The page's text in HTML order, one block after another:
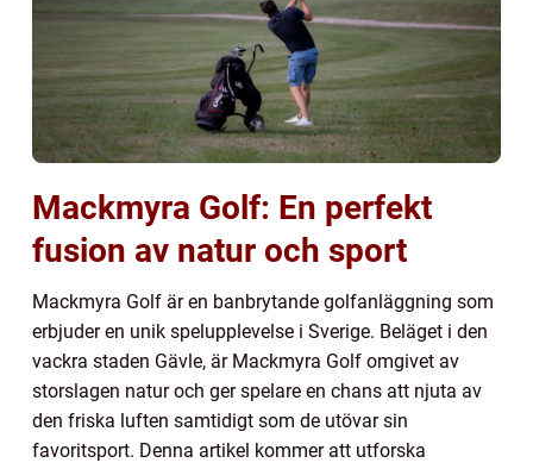
Mackmyra Golf: En perfekt
fusion av natur och sport
Mackmyra Golf är en banbrytande golfanläggning som
erbjuder en unik spelupplevelse i Sverige. Beläget i den
vackra staden Gävle, är Mackmyra Golf omgivet av
storslagen natur och ger spelare en chans att njuta av
den friska luften samtidigt som de utövar sin
favoritsport. Denna artikel kommer att utforska